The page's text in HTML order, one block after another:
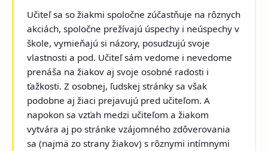
Učiteľ sa so žiakmi spoločne zúčastňuje na rôznych
akciách, spoločne prežívajú úspechy i neúspechy v
škole, vymieňajú si názory, posudzujú svoje
vlastnosti a pod. Učiteľ sám vedome i nevedome
prenáša na žiakov aj svoje osobné radosti i
ťažkosti. Z osobnej, ľudskej stránky sa však
podobne aj žiaci prejavujú pred učiteľom. A
napokon sa vzťah medzi učiteľom a žiakom
vytvára aj po stránke vzájomného zdôverovania
sa (najmä zo strany žiakov) s rôznymi intímnymi